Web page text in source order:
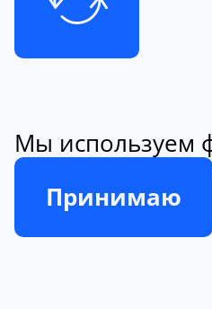
Мы используем
Принимаю